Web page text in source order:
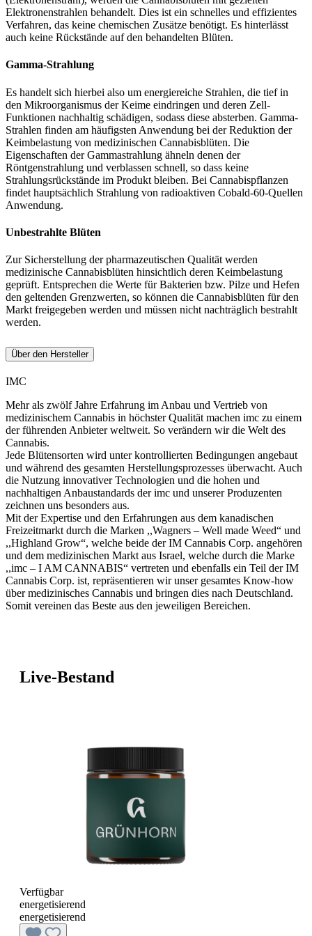
Elektronenstrahlen behandelt. Dies ist ein schnelles und effizientes
Verfahren, das keine chemischen Zusätze benötigt. Es hinterlässt
auch keine Rückstände auf den behandelten Blüten.
Gamma-Strahlung
Es handelt sich hierbei also um energiereiche Strahlen, die tief in
den Mikroorganismus der Keime eindringen und deren Zell-
Funktionen nachhaltig schädigen, sodass diese absterben. Gamma-
Strahlen finden am häufigsten Anwendung bei der Reduktion der
Keimbelastung von medizinischen Cannabisblüten. Die
Eigenschaften der Gammastrahlung ähneln denen der
Röntgenstrahlung und verblassen schnell, so dass keine
Strahlungsrückstände im Produkt bleiben. Bei Cannabispflanzen
findet hauptsächlich Strahlung von radioaktiven Cobald-60-Quellen
Anwendung.
Unbestrahlte Blüten
Zur Sicherstellung der pharmazeutischen Qualität werden
medizinische Cannabisblüten hinsichtlich deren Keimbelastung
geprüft. Entsprechen die Werte für Bakterien bzw. Pilze und Hefen
den geltenden Grenzwerten, so können die Cannabisblüten für den
Markt freigegeben werden und müssen nicht nachträglich bestrahlt
werden.
Über den Hersteller
IMC
Mehr als zwölf Jahre Erfahrung im Anbau und Vertrieb von
medizinischem Cannabis in höchster Qualität machen imc zu einem
der führenden Anbieter weltweit. So verändern wir die Welt des
Cannabis.
Jede Blütensorten wird unter kontrollierten Bedingungen angebaut
und während des gesamten Herstellungsprozesses überwacht. Auch
die Nutzung innovativer Technologien und die hohen und
nachhaltigen Anbaustandards der imc und unserer Produzenten
zeichnen uns besonders aus.
Mit der Expertise und den Erfahrungen aus dem kanadischen
Freizeitmarkt durch die Marken ,,Wagners – Well made Weed“ und
,,Highland Grow“, welche beide der IM Cannabis Corp. angehören
und dem medizinischen Markt aus Israel, welche durch die Marke
,,imc – I AM CANNABIS“ vertreten und ebenfalls ein Teil der IM
Cannabis Corp. ist, repräsentieren wir unser gesamtes Know-how
über medizinisches Cannabis und bringen dies nach Deutschland.
Somit vereinen das Beste aus den jeweiligen Bereichen.
Live-Bestand
Verfügbar
energetisierend
energetisierend